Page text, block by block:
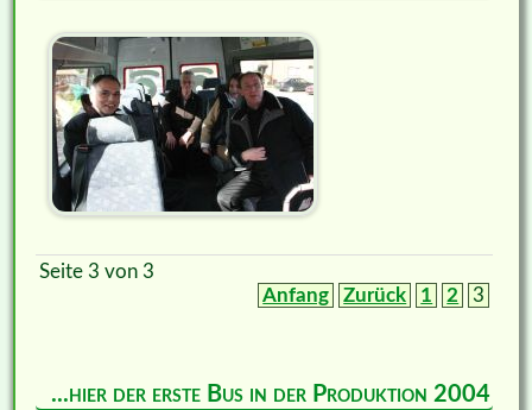
Seite 3 von 3
Anfang
Zurück 1 2 3
...hier der erste Bus in der Produktion 2004